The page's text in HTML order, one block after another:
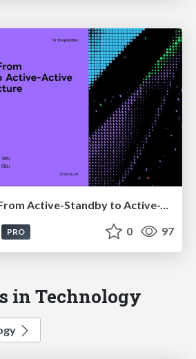
LINE Messaging: From Active-Standby to Active-Active Multi-DC Architecture
PRO 0 97
in Technology